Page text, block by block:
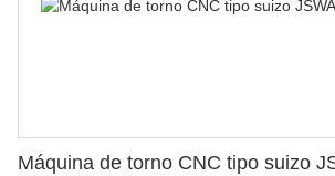
Máquina de torno CNC tipo suizo